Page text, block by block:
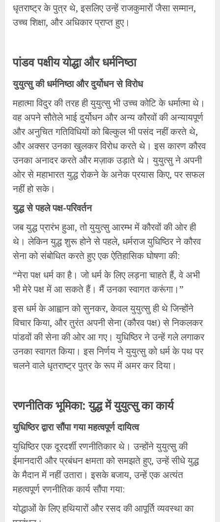
धृतराष्ट्र के पुत्र थे, इसलिए उन्हें राजकुमारों जैसा सम्मान,
उच्च शिक्षा, और अधिकार प्राप्त हुए।
​पांडव पक्षीय योद्धा और धर्मनिष्ठा
​युयुत्सु की धर्मनिष्ठा और दुर्योधन से विरोध
​महात्मा विदुर की तरह ही युयुत्सु भी उच्च कोटि के धर्मात्मा थे।
वह अपने सौतेले भाई दुर्योधन और अन्य कौरवों की अन्यायपूर्ण
और अनुचित गतिविधियों को बिल्कुल भी पसंद नहीं करते थे,
और अक्सर उनका खुलकर विरोध करते थे। इस कारण कौरव
उनका अनादर करते और मज़ाक उड़ाते थे। युयुत्सु ने अपनी
ओर से महाभारत युद्ध रोकने के अनेक प्रयास किए, पर सफल
नहीं हो सके।
​युद्ध से पहले पक्ष-परिवर्तन
​जब युद्ध प्रारंभ हुआ, तो युयुत्सु आरम्भ में कौरवों की ओर ही
थे। लेकिन युद्ध शुरू होने से पहले, धर्मराज युधिष्ठिर ने कौरव
सेना को संबोधित करते हुए एक ऐतिहासिक घोषणा की:
​“मेरा पक्ष धर्म का है। जो धर्म के लिए लड़ना चाहते हैं, वे अभी
भी मेरे पक्ष में आ सकते हैं। मैं उनका स्वागत करूंगा।”
​इस धर्म के आह्वान को सुनकर, केवल युयुत्सु ही थे जिन्होंने
विचार किया, और तुरंत अपनी सेना (कौरव पक्ष) से निकलकर
पांडवों की सेना की ओर आ गए। युधिष्ठिर ने उन्हें गले लगाकर
उनका स्वागत किया। इस निर्णय ने युयुत्सु को धर्म के पथ पर
चलने वाले धृतराष्ट्र पुत्र के रूप में अमर कर दिया।
​रणनीतिक भूमिका: युद्ध में युयुत्सु का कार्य
​युधिष्ठिर द्वारा सौंपा गया महत्वपूर्ण दायित्व
​युधिष्ठिर एक दूरदर्शी रणनीतिकार थे। उन्होंने युयुत्सु की
ईमानदारी और प्रबंधन क्षमता को समझते हुए, उन्हें सीधे युद्ध
के मैदान में नहीं उतारा। इसके बजाय, उन्हें एक अत्यंत
महत्वपूर्ण रणनीतिक कार्य सौंपा गया:
​योद्धाओं के लिए हथियारों और रसद की आपूर्ति व्यवस्था का